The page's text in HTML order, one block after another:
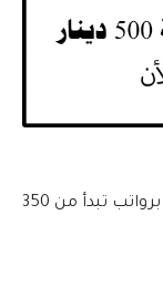
تبدأ من 350